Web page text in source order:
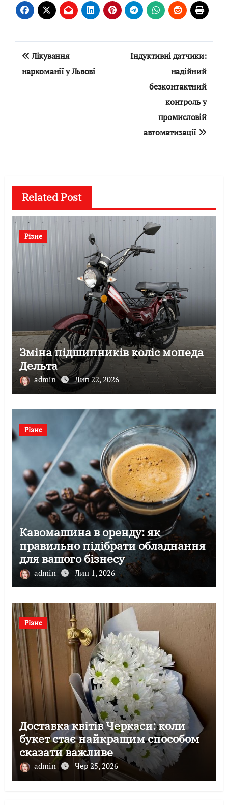
Навігація
записів
Лікування
наркоманії у Львові
Індуктивні датчики:
надійний
безконтактний
контроль у
промисловій
автоматизації
Related Post
Різне
Зміна підшипників коліс мопеда
Дельта
admin Лип 22, 2026
Різне
Кавомашина в оренду: як
правильно підібрати обладнання
для вашого бізнесу
admin Лип 1, 2026
Різне
Доставка квітів Черкаси: коли
букет стає найкращим способом
сказати важливе
admin Чер 25, 2026